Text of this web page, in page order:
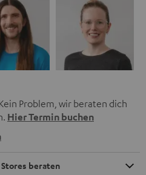
Problem, wir beraten dich
Hier Termin buchen
beraten